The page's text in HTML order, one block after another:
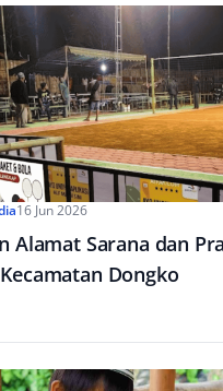
16 Jun 2026
Alamat Sarana dan
Dongko